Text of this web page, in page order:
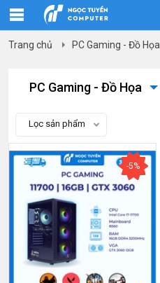
Trang chủ PC Gaming - Đồ Họa
PC Gaming - Đồ Họa
Lọc sản phẩm
-5%